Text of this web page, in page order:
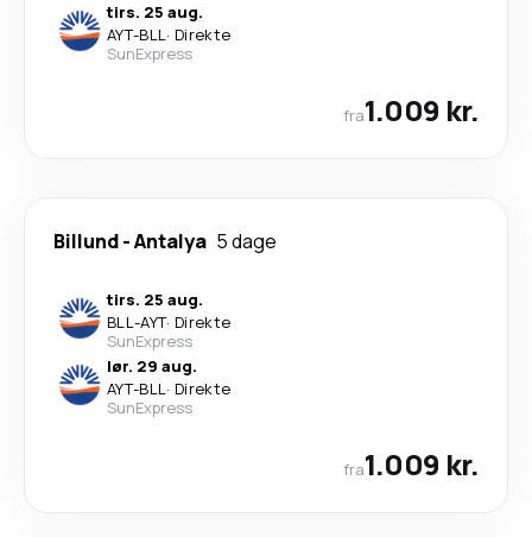
tirs. 25 aug.
AYT-BLL· Direkte
SunExpress
fra1.009 kr.
Billund-Antalya 5 dage
tirs. 25 aug.
BLL-AYT· Direkte
SunExpress
lør. 29 aug.
AYT-BLL· Direkte
SunExpress
fra1.009 kr.